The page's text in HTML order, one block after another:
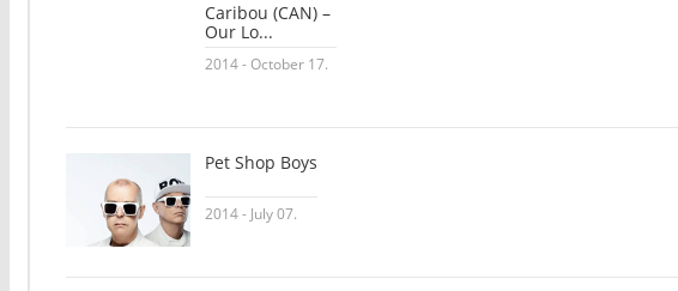
Caribou (CAN) –
Our Lo...
2014 - October 17.
Pet Shop Boys
2014 - July 07.